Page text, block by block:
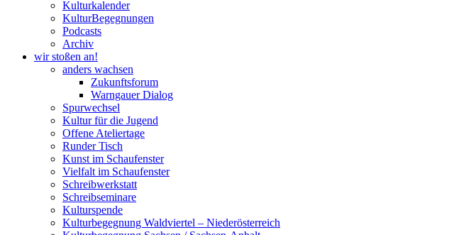
Kulturkalender
KulturBegegnungen
Podcasts
Archiv
wir stoßen an!
anders wachsen
Zukunftsforum
Warngauer Dialog
Spurwechsel
Kultur für die Jugend
Offene Ateliertage
Runder Tisch
Kunst im Schaufenster
Vielfalt im Schaufenster
Schreibwerkstatt
Schreibseminare
Kulturspende
Kulturbegegnung Waldviertel – Niederösterreich